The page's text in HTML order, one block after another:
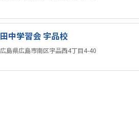
田中学習会 宇品校
広島県広島市南区宇品西4丁目4-40